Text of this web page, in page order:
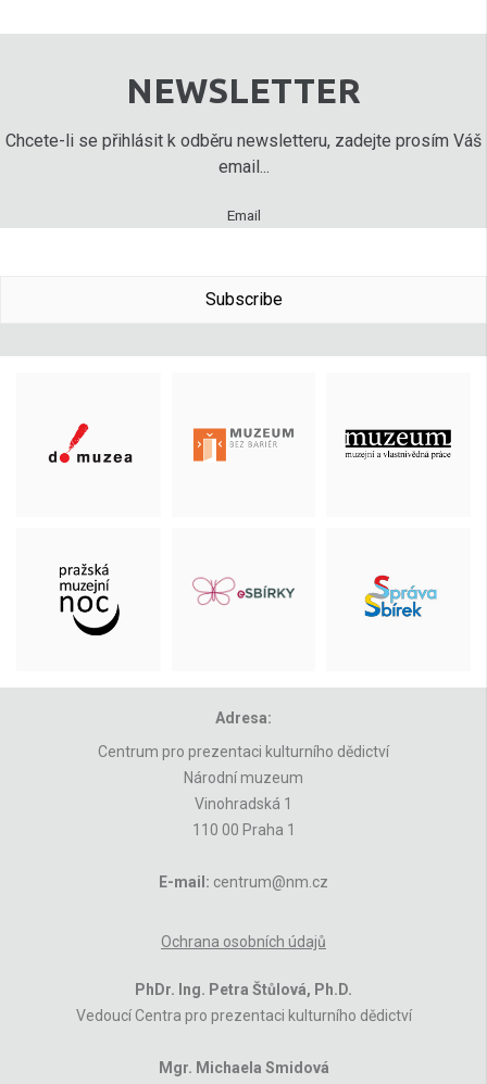
NEWSLETTER
Chcete-li se přihlásit k odběru newsletteru, zadejte prosím Váš
email...
Email
Subscribe
Adresa:
Centrum pro prezentaci kulturního dědictví
Národní muzeum
Vinohradská 1
110 00 Praha 1
E-mail: centrum@nm.cz
Ochrana osobních údajů
PhDr. Ing. Petra Štůlová, Ph.D.
Vedoucí Centra pro prezentaci kulturního dědictví
Mgr. Michaela Smidová